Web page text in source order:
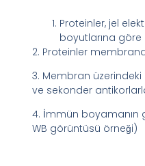
Proteinler, jel
boyutlarına göre
2. Proteinler membrana
3. Membran
ve sekonder
4. İmmün boyamanın
WB görüntüsü örneği)